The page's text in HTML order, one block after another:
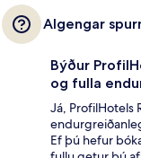
Algengar
Býður
og fulla
Já, ProfilHotels
Ef þú hefur